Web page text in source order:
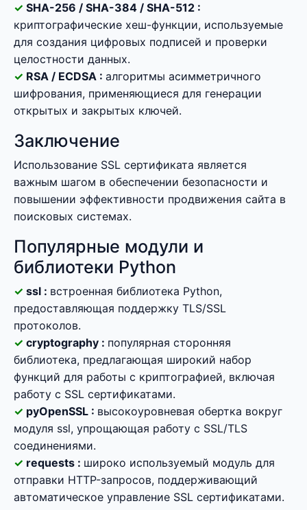
SHA-256 / SHA-384 / SHA-512 :
криптографические хеш-функции, используемые
для создания цифровых подписей и проверки
целостности данных.
RSA / ECDSA : алгоритмы асимметричного
шифрования, применяющиеся для генерации
открытых и закрытых ключей.
Заключение
Использование SSL сертификата является
важным шагом в обеспечении безопасности и
повышении эффективности продвижения сайта в
поисковых системах.
Популярные модули и
библиотеки Python
ssl : встроенная библиотека Python,
предоставляющая поддержку TLS/SSL
протоколов.
cryptography : популярная сторонняя
библиотека, предлагающая широкий набор
функций для работы с криптографией, включая
работу с SSL сертификатами.
pyOpenSSL : высокоуровневая обертка вокруг
модуля ssl, упрощающая работу с SSL/TLS
соединениями.
requests : широко используемый модуль для
отправки HTTP-запросов, поддерживающий
автоматическое управление SSL сертификатами.